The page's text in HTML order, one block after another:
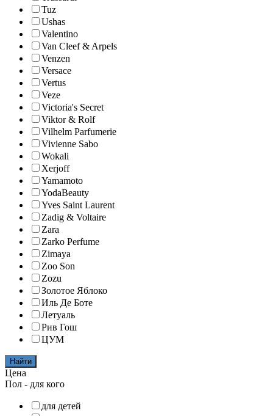
Tuz
Ushas
Valentino
Van Cleef & Arpels
Venzen
Versace
Vertus
Veze
Victoria's Secret
Viktor & Rolf
Vilhelm Parfumerie
Vivienne Sabo
Wokali
Xerjoff
Yamamoto
YodaBeauty
Yves Saint Laurent
Zadig & Voltaire
Zara
Zarko Perfume
Zimaya
Zoo Son
Zozu
Золотое Яблоко
Иль Де Боте
Летуаль
Рив Гош
ЦУМ
Найти
Цена
Пол - для кого
для детей